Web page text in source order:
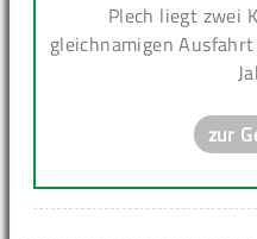
Plech liegt zwei
gleichnamigen
zur